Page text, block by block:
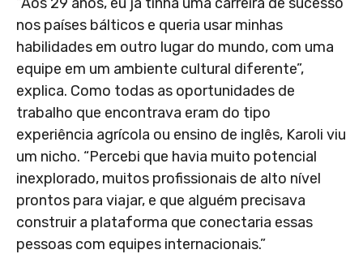
nos países bálticos e queria usar minhas
habilidades em outro lugar do mundo, com uma
equipe em um ambiente cultural diferente”,
explica. Como todas as oportunidades de
trabalho que encontrava eram do tipo
experiência agrícola ou ensino de inglês, Karoli viu
um nicho. “Percebi que havia muito potencial
inexplorado, muitos profissionais de alto nível
prontos para viajar, e que alguém precisava
construir a plataforma que conectaria essas
pessoas com equipes internacionais.”